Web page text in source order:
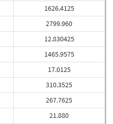
1626.4125
2799.960
12.830425
1465.9575
17.0125
310.3525
267.7625
21.880